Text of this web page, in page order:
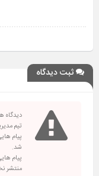
ثبت دیدگاه
دیدگاه
تیم
پیام
شد.
پیام
منتشر